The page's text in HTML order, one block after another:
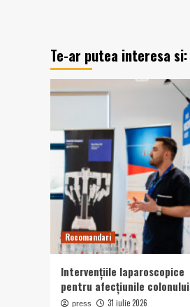
Te-ar putea interesa si:
Recomandari
Intervențiile laparoscopice
pentru afecțiunile colonului
press 31 iulie 2026